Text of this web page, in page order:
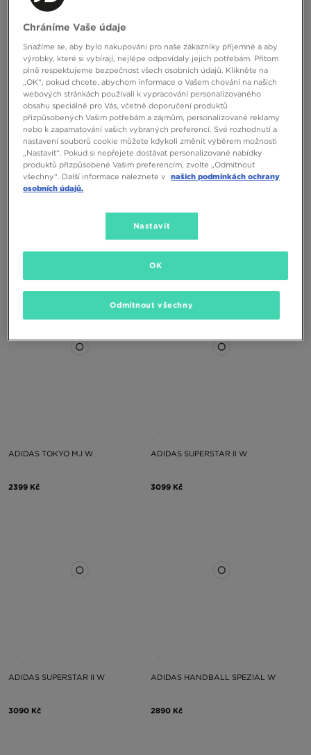
ADIDAS STAN SMITH W
ADIDAS TOKYO MJ W
2399 Kč
ADIDAS TOKYO MJ W
2399 Kč
ADIDAS SUPERSTAR II W
3099 Kč
ADIDAS SUPERSTAR II W
3090 Kč
ADIDAS HANDBALL SPEZIAL W
2890 Kč
Chráníme Vaše údaje
Snažíme se, aby bylo nakupování pro naše zákazníky příjemné a aby
výrobky, které si vybírají, nejlépe odpovídaly jejich potřebám. Přitom
plně respektujeme bezpečnost všech osobních údajů. Klikněte na
„OK“, pokud chcete, abychom informace o Vašem chování na našich
webových stránkách používali k vypracování personalizovaného
obsahu speciálně pro Vás, včetně doporučení produktů
přizpůsobených Vašim potřebám a zájmům, personalizované reklamy
nebo k zapamatování vašich vybraných preferencí. Své rozhodnutí a
nastavení souborů cookie můžete kdykoli změnit výběrem možnosti
„Nastavit“. Pokud si nepřejete dostávat personalizované nabídky
produktů přizpůsobené Vašim preferencím, zvolte „Odmítnout
všechny“. Další informace naleznete v našich podmínkách ochrany
osobních údajů.
Nastavit
Odmítnout všechny
OK